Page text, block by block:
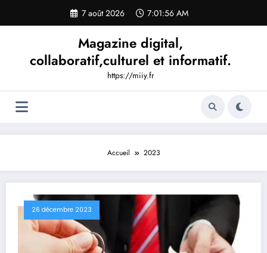
contenu
7 août 2026 7:01:58 AM
Magazine digital,
collaboratif,culturel et informatif.
https://miiy.fr
Accueil 2023
26 décembre 2023